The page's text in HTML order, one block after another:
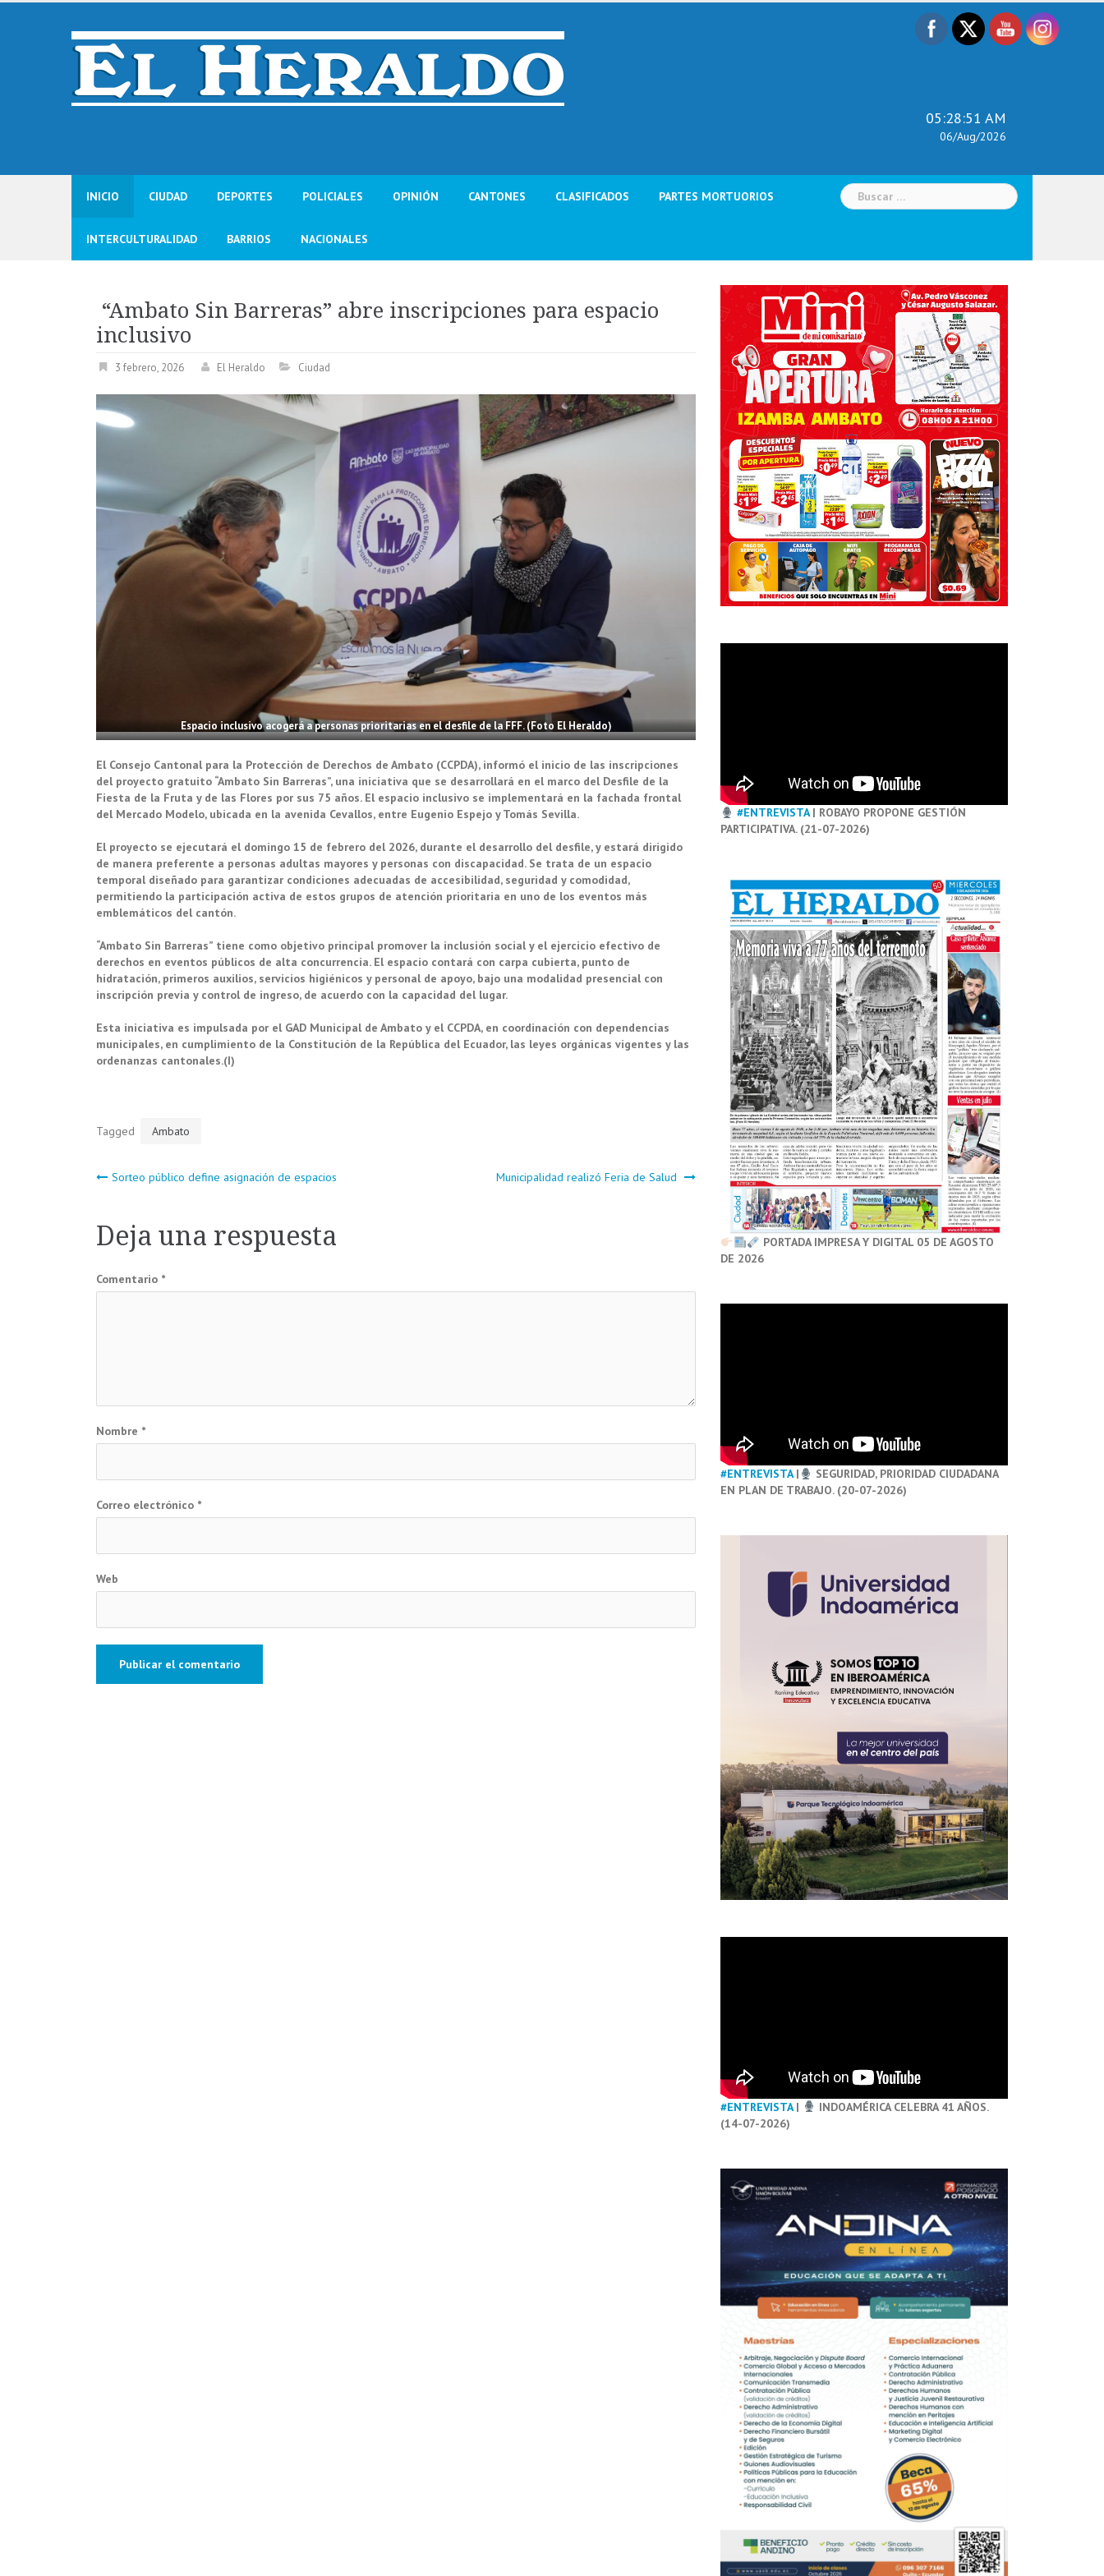
Skip
05:28:52 AM
06/Aug/2026
INICIO CIUDAD DEPORTES POLICIALES OPINIÓN CANTONES CLASIFICADOS PARTES MORTUORIOS
INTERCULTURALIDAD BARRIOS NACIONALES
Buscar:
“Ambato Sin Barreras” abre inscripciones para espacio
inclusivo
3 febrero, 2026 El Heraldo Ciudad
Espacio inclusivo acogerá a personas prioritarias en el desfile de la FFF. (Foto El Heraldo)
El Consejo Cantonal para la Protección de Derechos de Ambato (CCPDA), informó el inicio de las inscripciones
del proyecto gratuito “Ambato Sin Barreras”, una iniciativa que se desarrollará en el marco del Desfile de la
Fiesta de la Fruta y de las Flores por sus 75 años. El espacio inclusivo se implementará en la fachada frontal
del Mercado Modelo, ubicada en la avenida Cevallos, entre Eugenio Espejo y Tomás Sevilla.
El proyecto se ejecutará el domingo 15 de febrero del 2026, durante el desarrollo del desfile, y estará dirigido
de manera preferente a personas adultas mayores y personas con discapacidad. Se trata de un espacio
temporal diseñado para garantizar condiciones adecuadas de accesibilidad, seguridad y comodidad,
permitiendo la participación activa de estos grupos de atención prioritaria en uno de los eventos más
emblemáticos del cantón.
“Ambato Sin Barreras” tiene como objetivo principal promover la inclusión social y el ejercicio efectivo de
derechos en eventos públicos de alta concurrencia. El espacio contará con carpa cubierta, punto de
hidratación, primeros auxilios, servicios higiénicos y personal de apoyo, bajo una modalidad presencial con
inscripción previa y control de ingreso, de acuerdo con la capacidad del lugar.
Esta iniciativa es impulsada por el GAD Municipal de Ambato y el CCPDA, en coordinación con dependencias
municipales, en cumplimiento de la Constitución de la República del Ecuador, las leyes orgánicas vigentes y las
ordenanzas cantonales.(I)
Tagged Ambato
Navegación
de
entradas
Sorteo público define asignación de espacios Municipalidad realizó Feria de Salud
Deja una respuesta
Comentario *
Nombre *
Correo electrónico *
Web
#ENTREVISTA| ROBAYO PROPONE GESTIÓN
PARTICIPATIVA. (21-07-2026)
PORTADA IMPRESA Y DIGITAL 05 DE AGOSTO
DE 2026
#ENTREVISTA|
SEGURIDAD, PRIORIDAD CIUDADANA
EN PLAN DE TRABAJO. (20-07-2026)
#ENTREVISTA|
INDOAMÉRICA CELEBRA 41 AÑOS.
(14-07-2026)